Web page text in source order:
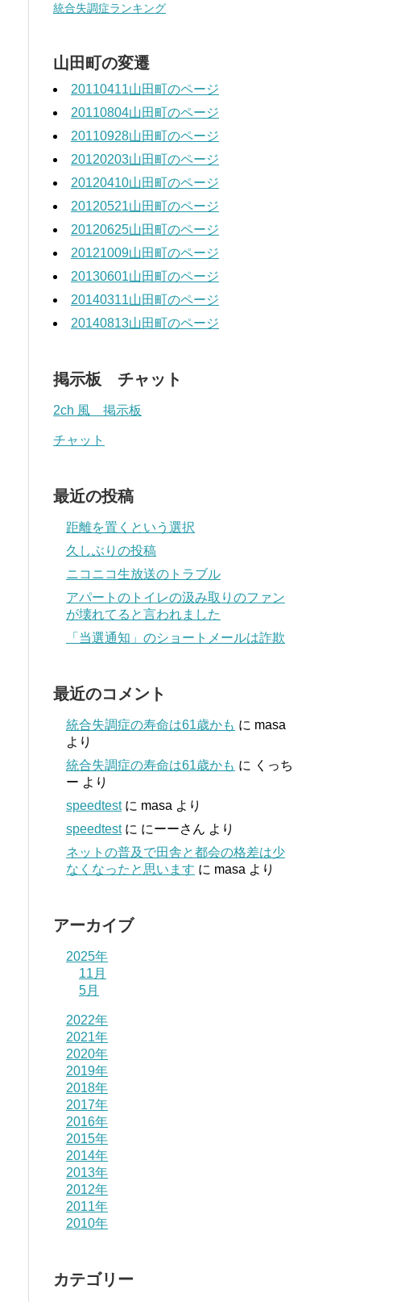
統合失調症ランキング
山田町の変遷
20110411山田町のページ
20110804山田町のページ
20110928山田町のページ
20120203山田町のページ
20120410山田町のページ
20120521山田町のページ
20120625山田町のページ
20121009山田町のページ
20130601山田町のページ
20140311山田町のページ
20140813山田町のページ
掲示板 チャット
2ch 風 掲示板
チャット
最近の投稿
距離を置くという選択
久しぶりの投稿
ニコニコ生放送のトラブル
アパートのトイレの汲み取りのファン
が壊れてると言われました
「当選通知」のショートメールは詐欺
最近のコメント
統合失調症の寿命は61歳かも に masa
より
統合失調症の寿命は61歳かも に くっち
ー より
speedtestに masa より
speedtestに にーーさん より
ネットの普及で田舎と都会の格差は少
なくなったと思います に masa より
アーカイブ
2025年
11月
5月
2022年
2021年
2020年
2019年
2018年
2017年
2016年
2015年
2014年
2013年
2012年
2011年
2010年
カテゴリー